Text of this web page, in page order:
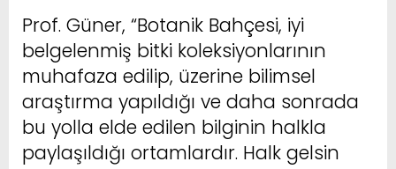
Prof. Güner, “Botanik Bahçesi, iyi
belgelenmiş bitki koleksiyonlarının
muhafaza edilip, üzerine bilimsel
araştırma yapıldığı ve daha sonrada
bu yolla elde edilen bilginin halkla
paylaşıldığı ortamlardır. Halk gelsin